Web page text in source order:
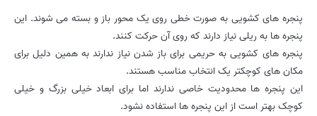
پنجره های کشویی به صورت خطی روی یک محور باز و بسته می شوند. این
پنجره ها به ریلی نیاز دارند که روی آن حرکت کنند.
پنجره های کشویی به حریمی برای باز شدن نیاز ندارند به همین دلیل برای
مکان های کوچکتر یک انتخاب مناسب هستند.
این پنجره ها محدودیت خاصی ندارند اما برای ابعاد خیلی بزرگ و خیلی
کوچک بهتر است از این پنجره ها استفاده نشود.